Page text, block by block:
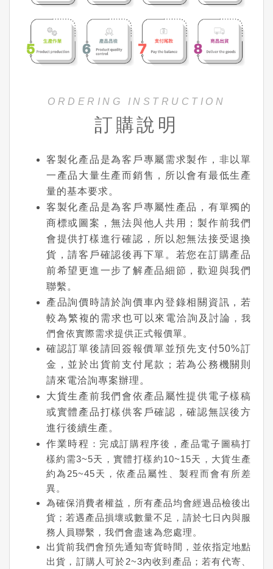
ORDERING INSTRUCTION
訂購說明
客製化產品是為客戶專屬需求製作，非以單
一產品大量生產而銷售，所以會有最低生產
量的基本要求。
客製化產品是為客戶專屬性產品，有單獨的
商標或圖案，無法與他人共用；製作前我們
會提供打樣進行確認，所以恕無法接受退換
貨，請客戶確認後再下單。若您在訂購產品
前希望更進一步了解產品細節，歡迎與我們
聯繫。
產品詢價時請於詢價車內登錄相關資訊，若
較為繁複的需求也可以來電洽詢及討論 ，我
們會依實際需求提供正式報價單。
確認訂單後請回簽報價單並預先支付50%訂
金，並於出貨前支付尾款；若為公務機關則
請來電洽詢專案辦理。
大貨生產前我們會依產品屬性提供電子樣稿
或實體產品打樣供客戶確認，確認無誤後方
進行後續生產。
作業時程 ：完成訂購程序後，產品電子圖稿打
樣約需3~5天，實體打樣約10~15天，大貨生產
約為25~45天，依產品屬性、製程而會有所差
異。
為確保消費者權益，所有產品均會經過品檢後出
貨；若遇產品損壞或數量不足，請於七日內與服
務人員聯繫，我們會盡速為您處理。
出貨前我們會預先通知寄貨時間，並依指定地點
出貨，訂購人可於2~3內收到產品；若有代寄、